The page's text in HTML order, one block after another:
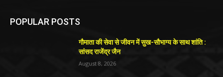
POPULAR POSTS
गौमाता की सेवा से जीवन में सुख-सौभाग्य के साथ शांति :
सांसद राजेंद्र जैन
August 8, 2026